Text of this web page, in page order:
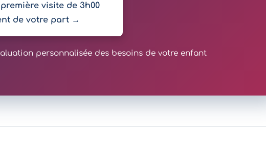
visite de 3h00
de votre part →
personnalisée des besoins de votre enfant